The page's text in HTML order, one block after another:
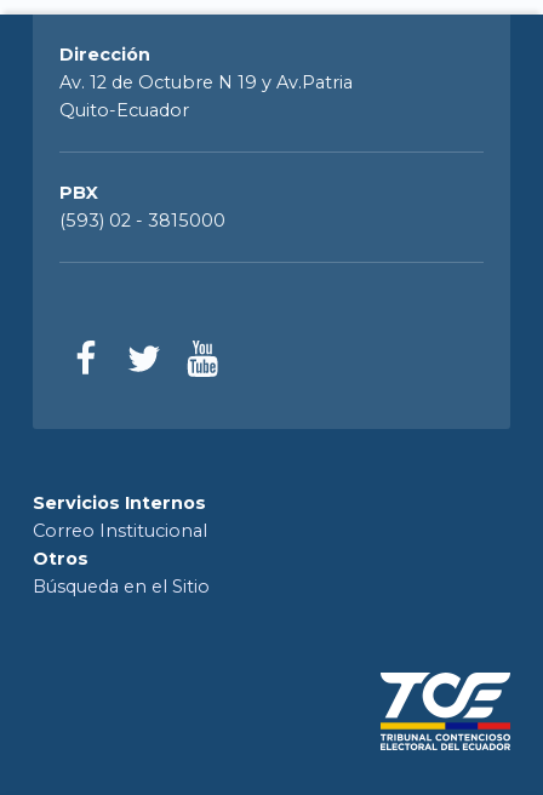
Dirección
Av. 12 de Octubre N 19 y Av.Patria
Quito-Ecuador
PBX
(593) 02 - 3815000
Servicios Internos
Correo Institucional
Otros
Búsqueda en el Sitio